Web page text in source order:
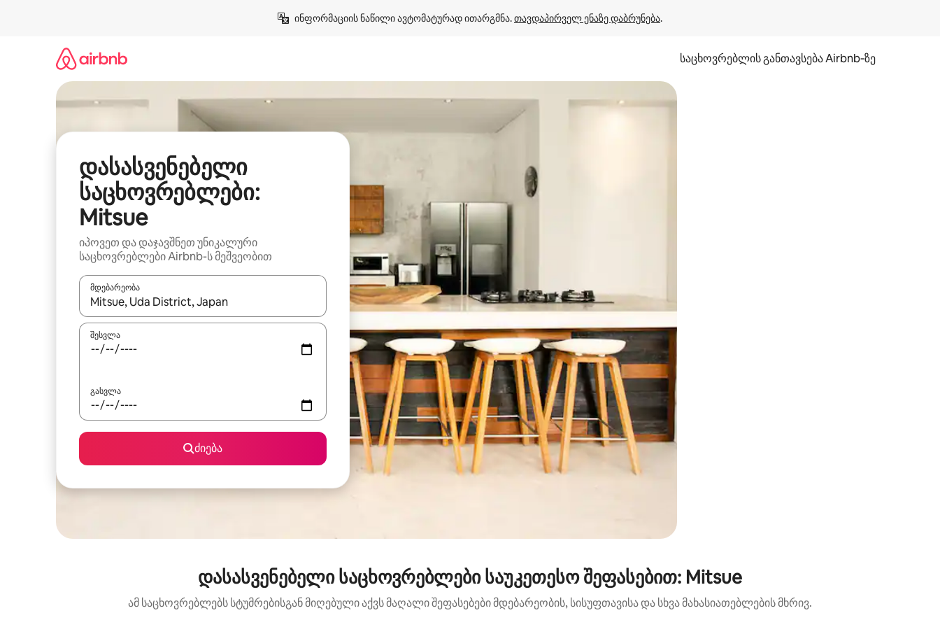
ინფორმაციის ნაწილი ავტომატურად ითარგმნა. თავდაპირველ ენაზე დაბრუნება.
საცხოვრებლის განთავსება Airbnb‑ზე
დასასვენებელი
საცხოვრებლები:
Mitsue
იპოვეთ და დაჯავშნეთ უნიკალური
საცხოვრებლები Airbnb-ს მეშვეობით
მდებარეობა
როცა შედეგები ხელმისაწვდომი გახდება, ნავიგაციისთვის გამოიყენეთ კლავიშები ზემოთ/ქვემოთ მიმართული ისრებით ან შეხებისა თუ თითის გასმის ჟესტები.
შესვლა
გასვლა
ძიება
დასასვენებელი საცხოვრებლები საუკეთესო შეფასებით: Mitsue
ამ საცხოვრებლებს სტუმრებისგან მიღებული აქვს მაღალი შეფასებები მდებარეობის, სისუფთავისა და სხვა მახასიათებლების მხრივ.